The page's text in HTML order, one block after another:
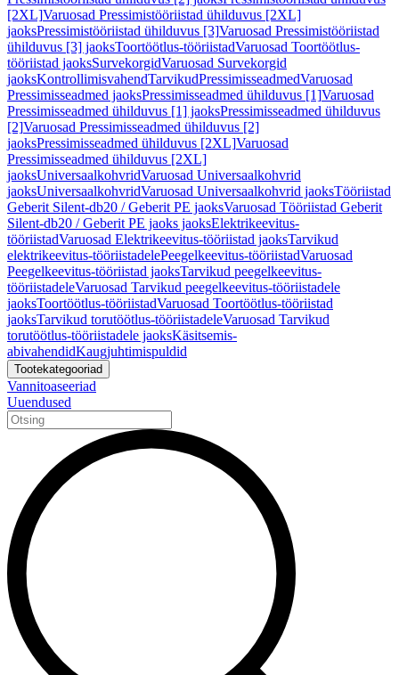
[2XL]Varuosad Pressimistööriistad ühilduvus [2XL]
jaoksPressimistööriistad ühilduvus [3]Varuosad Pressimistööriistad
ühilduvus [3] jaoksToortöötlus-tööriistadVaruosad Toortöötlus-
tööriistad jaoksSurvekorgidVaruosad Survekorgid
jaoksKontrollimisvahendTarvikudPressimisseadmedVaruosad
Pressimisseadmed jaoksPressimisseadmed ühilduvus [1]Varuosad
Pressimisseadmed ühilduvus [1] jaoksPressimisseadmed ühilduvus
[2]Varuosad Pressimisseadmed ühilduvus [2]
jaoksPressimisseadmed ühilduvus [2XL]Varuosad
Pressimisseadmed ühilduvus [2XL]
jaoksUniversaalkohvridVaruosad Universaalkohvrid
jaoksUniversaalkohvridVaruosad Universaalkohvrid jaoksTööriistad
Geberit Silent-db20 / Geberit PE jaoksVaruosad Tööriistad Geberit
Silent-db20 / Geberit PE jaoks jaoksElektrikeevitus-
tööriistadVaruosad Elektrikeevitus-tööriistad jaoksTarvikud
elektrikeevitus-tööriistadelePeegelkeevitus-tööriistadVaruosad
Peegelkeevitus-tööriistad jaoksTarvikud peegelkeevitus-
tööriistadeleVaruosad Tarvikud peegelkeevitus-tööriistadele
jaoksToortöötlus-tööriistadVaruosad Toortöötlus-tööriistad
jaoksTarvikud torutöötlus-tööriistadeleVaruosad Tarvikud
torutöötlus-tööriistadele jaoksKäsitsemis-
abivahendidKaugjuhtimispuldid
Tootekategooriad
Vannitoaseeriad
Uuendused